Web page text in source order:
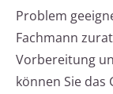
Problem
Fachmann
Vorbereitung
können Sie